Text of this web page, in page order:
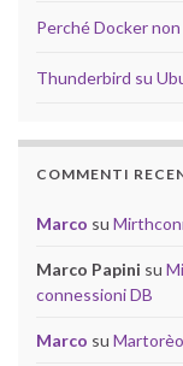
Perché Docker
Thunderbird su
COMMENTI
Marco su
Marco Papini su
connessioni DB
Marco su Martorèo